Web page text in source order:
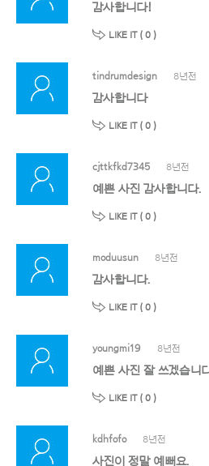
감사합니다!
LIKE IT ( 0 )
tindrumdesign 8년전
감사합니다
LIKE IT ( 0 )
cjttkfkd7345 8년전
예쁜 사진 감사합니다.
LIKE IT ( 0 )
moduusun 8년전
감사합니다.
LIKE IT ( 0 )
youngmi19 8년전
예쁜 사진 잘 쓰겠습니
LIKE IT ( 0 )
kdhfofo 8년전
사진이 정말 예뻐요.